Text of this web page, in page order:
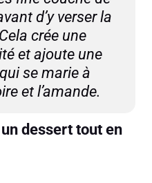
d’y verser la
crée une
et ajoute une
se marie à
et l’amande.
dessert tout en